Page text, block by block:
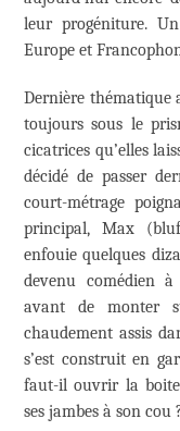
leur progéniture.
Europe et
Dernière thématique
toujours sous le
cicatrices qu’elles
décidé de passer
court-métrage
principal, Max
enfouie quelques
devenu comédien
avant de monter
chaudement assis
s’est construit en
faut-il ouvrir la
ses jambes à son